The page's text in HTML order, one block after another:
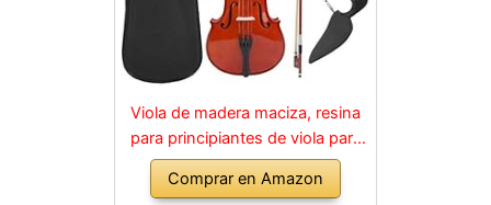
Viola de madera maciza, resina
para principiantes de viola para
instrumentos musicales para
niños y adultos
Comprar en Amazon